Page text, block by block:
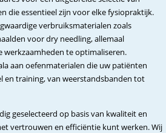
die essentieel zijn voor elke fysiopraktijk.
verbruiksmaterialen zoals
voor dry needling, allemaal
te optimaliseren.
aan oefenmaterialen die uw patiënten
en training, van weerstandsbanden tot
geselecteerd op basis van kwaliteit en
vertrouwen en efficiëntie kunt werken. Wij